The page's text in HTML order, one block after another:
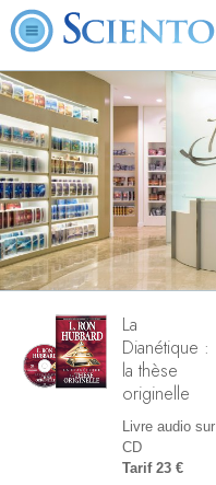
La
Dianétique :
la thèse
originelle
Livre audio sur
CD
Tarif 23 €